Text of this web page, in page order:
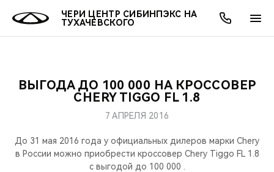
ЧЕРИ ЦЕНТР СИБИНПЭКС НА
ТУХАЧЕВСКОГО
МОДЕЛИ
КРОССОВЕРЫ
ПОКУПАТЕЛЯМ
КРЕДИТ И СТРАХОВАНИЕ
ВЛАДЕЛЬЦАМ
ЗАПЧАСТИ И АКСЕССУАРЫ
МИР CHERY
О БРЕНДЕ
АКЦИИ
ОНЛАЙН СЕРВИСЫ
КРЕДИТ
О КОМПАНИИ
МЫ В СОЦСЕТЯХ
ВЫГОДА ДО 100 000 НА КРОССОВЕР
CHERY TIGGO FL 1.8
7 АПРЕЛЯ 2016
До 31 мая 2016 года у официальных дилеров марки Chery
в России можно приобрести кроссовер Chery Tiggo FL 1.8
с выгодой до 100 000 .